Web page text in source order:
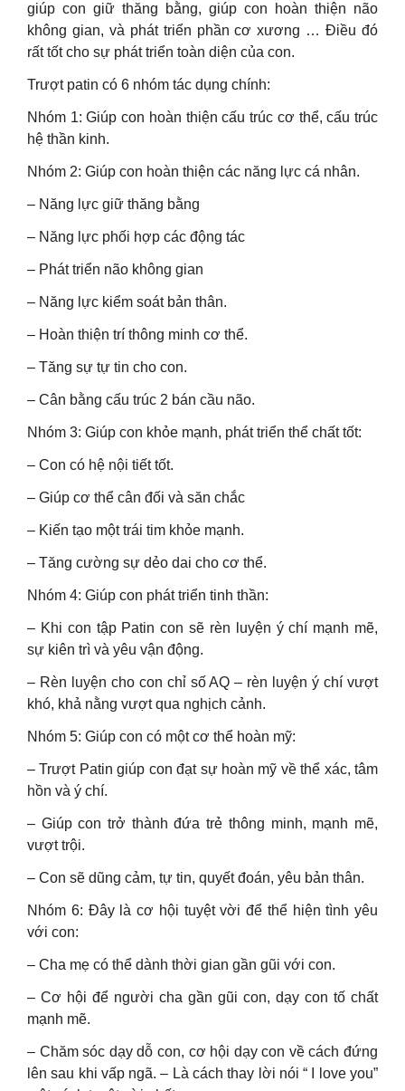
giúp con giữ thăng bằng, giúp con hoàn thiện não
không gian, và phát triển phần cơ xương … Điều đó
rất tốt cho sự phát triển toàn diện của con.
Trượt patin có 6 nhóm tác dụng chính:
Nhóm 1: Giúp con hoàn thiện cấu trúc cơ thể, cấu trúc
hệ thần kinh.
Nhóm 2: Giúp con hoàn thiện các năng lực cá nhân.
– Năng lực giữ thăng bằng
– Năng lực phối hợp các động tác
– Phát triển não không gian
– Năng lực kiểm soát bản thân.
– Hoàn thiện trí thông minh cơ thể.
– Tăng sự tự tin cho con.
– Cân bằng cấu trúc 2 bán cầu não.
Nhóm 3: Giúp con khỏe mạnh, phát triển thể chất tốt:
– Con có hệ nội tiết tốt.
– Giúp cơ thể cân đối và săn chắc
– Kiến tạo một trái tim khỏe mạnh.
– Tăng cường sự dẻo dai cho cơ thể.
Nhóm 4: Giúp con phát triển tinh thần:
– Khi con tập Patin con sẽ rèn luyện ý chí mạnh mẽ,
sự kiên trì và yêu vận động.
– Rèn luyện cho con chỉ số AQ – rèn luyện ý chí vượt
khó, khả nằng vượt qua nghịch cảnh.
Nhóm 5: Giúp con có một cơ thể hoàn mỹ:
– Trượt Patin giúp con đạt sự hoàn mỹ về thể xác, tâm
hồn và ý chí.
– Giúp con trở thành đứa trẻ thông minh, mạnh mẽ,
vượt trội.
– Con sẽ dũng cảm, tự tin, quyết đoán, yêu bản thân.
Nhóm 6: Đây là cơ hội tuyệt vời để thể hiện tình yêu
với con:
– Cha mẹ có thể dành thời gian gần gũi với con.
– Cơ hội để người cha gần gũi con, dạy con tố chất
mạnh mẽ.
– Chăm sóc dạy dỗ con, cơ hội dạy con về cách đứng
lên sau khi vấp ngã. – Là cách thay lời nói “ I love you”